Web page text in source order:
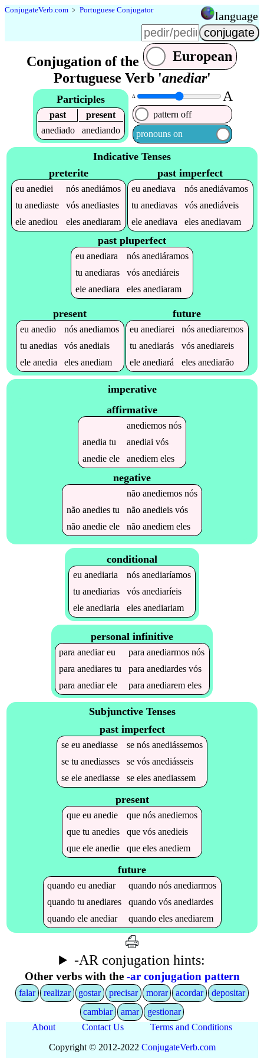
ConjugateVerb.com ﹥ Portuguese Conjugator language
Conjugation of the
European
Portuguese Verb 'anediar'
Participles
past
present
anediado
anediando
A A
pattern off
pronouns on
Indicative Tenses
preterite
euanediei nósanediámos
tuanediaste vósanediastes
eleanediou elesanediaram
past imperfect
euanediava nósanediávamos
tuanediavas vósanediáveis
eleanediava elesanediavam
past pluperfect
eu anediara nós anediáramos
tu anediaras vós anediáreis
ele anediara eles anediaram
present
euanedio nósanediamos
tuanedias vósanediais
eleanedia elesanediam
future
euanediarei nósanediaremos
tuanediarás vósanediareis
eleanediará elesanediarão
imperative
affirmative
anediemosnós
anedia tu anediai vós
anedieele anediemeles
negative
não anediemosnós
não anediestu não anedieisvós
não anedieele não anediemeles
conditional
eu anediaria nós anediaríamos
tu anediarias vós anediaríeis
ele anediaria eles anediariam
personal infinitive
paraanediareu paraanediarmos nós
paraanediares tu paraanediardes vós
paraanediarele paraanediarem eles
Subjunctive Tenses
past imperfect
se eu anediasse se nós anediássemos
se tu anediasses se vós anediásseis
se ele anediasse se eles anediassem
present
que eu anedie que nós anediemos
que tu anedies que vós anedieis
que ele anedie que eles anediem
future
quandoeuanediar quandonósanediarmos
quandotuanediares quandovósanediardes
quandoeleanediar quandoelesanediarem
-AR conjugation hints:
Other verbs with the -ar conjugation pattern
falar realizar gostar precisar morar acordar
depositar
cambiar
amar
gestionar
About
Contact Us
Terms and Conditions
Copyright © 2012-2022 ConjugateVerb.com